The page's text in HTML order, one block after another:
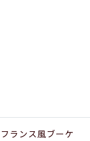
フランス風ブーケ